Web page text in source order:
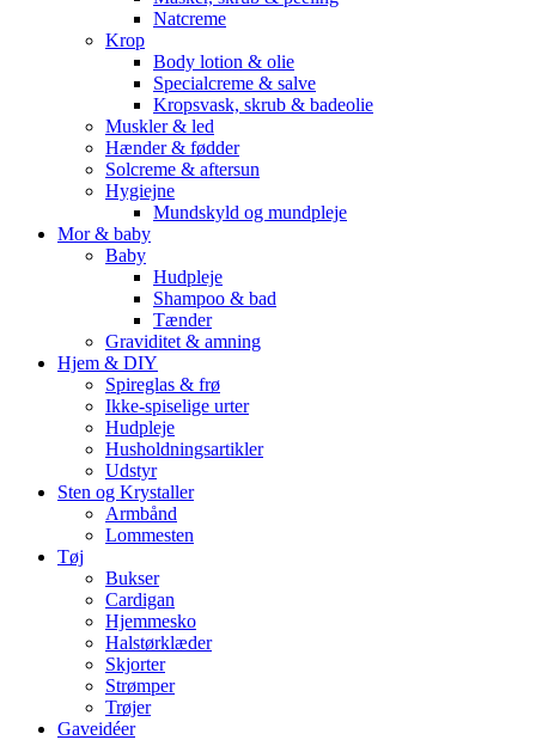
Natcreme
Krop
Body lotion & olie
Specialcreme & salve
Kropsvask, skrub & badeolie
Muskler & led
Hænder & fødder
Solcreme & aftersun
Hygiejne
Mundskyld og mundpleje
Mor & baby
Baby
Hudpleje
Shampoo & bad
Tænder
Graviditet & amning
Hjem & DIY
Spireglas & frø
Ikke-spiselige urter
Hudpleje
Husholdningsartikler
Udstyr
Sten og Krystaller
Armbånd
Lommesten
Tøj
Bukser
Cardigan
Hjemmesko
Halstørklæder
Skjorter
Strømper
Trøjer
Gaveidéer